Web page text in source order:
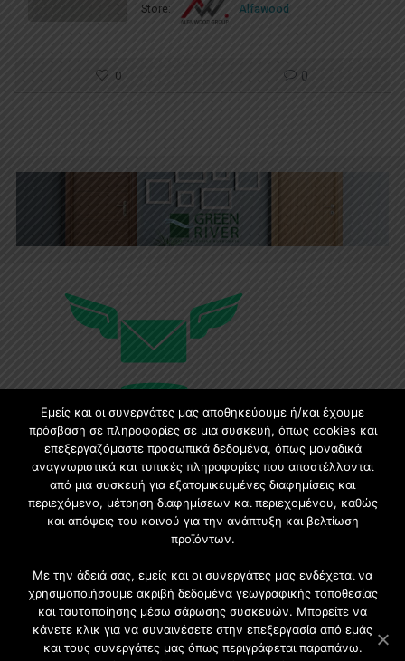
Store: Alfawood
0 0
Εγγραφή στο Newsletter
Γίνετε μέλος της μεγαλύτερης διαδικτυακής κοινότητας, ειδικά
για αρχιτέκτονες, σχεδιαστές και λάτρεις της κατασκευής και
Εμείς και οι συνεργάτες μας αποθηκεύουμε ή/και έχουμε
πρόσβαση σε πληροφορίες σε μια συσκευή, όπως cookies και
επεξεργαζόμαστε προσωπικά δεδομένα, όπως μοναδικά
αναγνωριστικά και τυπικές πληροφορίες που αποστέλλονται
από μια συσκευή για εξατομικευμένες διαφημίσεις και
περιεχόμενο, μέτρηση διαφημίσεων και περιεχομένου, καθώς
και απόψεις του κοινού για την ανάπτυξη και βελτίωση
προϊόντων.
Με την άδειά σας, εμείς και οι συνεργάτες μας ενδέχεται να
χρησιμοποιήσουμε ακριβή δεδομένα γεωγραφικής τοποθεσίας
και ταυτοποίησης μέσω σάρωσης συσκευών. Μπορείτε να
κάνετε κλικ για να συναινέσετε στην επεξεργασία από εμάς
και τους συνεργάτες μας όπως περιγράφεται παραπάνω.